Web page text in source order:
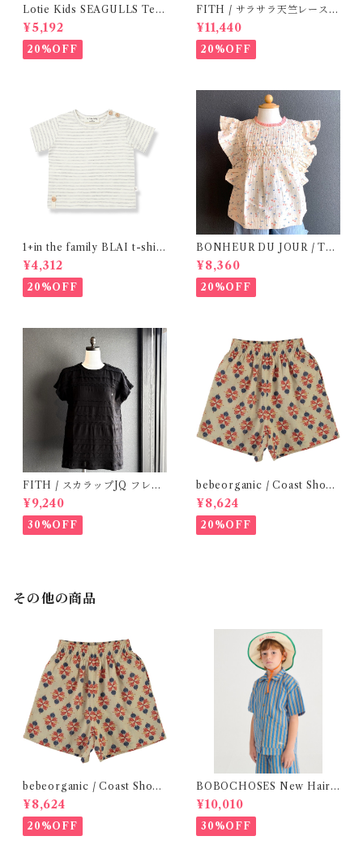
Lotie Kids SEAGULLS Tee
(12m- 8Y)
¥5,192
20%OFF
FITH / サラサラ天竺レースT
シャツ (BL) / 145・155
¥11,440
20%OFF
1+in the family BLAI t-shirt
(Grey)
¥4,312
20%OFF
BONHEUR DU JOUR / TO
SCANE BlOUSE (Rose 2~6
Y)
¥8,360
20%OFF
FITH / スカラップJQ フレン
チスリーブTシャツ (Black) /
Size 1・2
¥9,240
30%OFF
bebeorganic / Coast Short
s Under The Sea ( 3・５Y)
¥8,624
20%OFF
その他の商品
bebeorganic / Coast Short
s Under The Sea ( 3・５Y)
¥8,624
20%OFF
BOBOCHOSES New Hairli
ne woven shirt / 2-4Y
¥10,010
30%OFF